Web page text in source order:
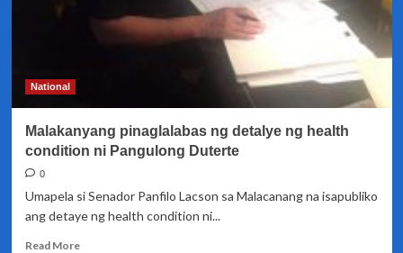
National
Malakanyang pinaglalabas ng detalye ng health
condition ni Pangulong Duterte
0
Umapela si Senador Panfilo Lacson sa Malacanang na isapubliko
ang detaye ng health condition ni...
Read MoreRead